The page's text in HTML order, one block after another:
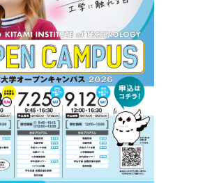
ッションポリシー
選抜における変更点
試情報
入試情報
・授業料と経済支援
の配慮・入学試験成績の開示
内・資料請求